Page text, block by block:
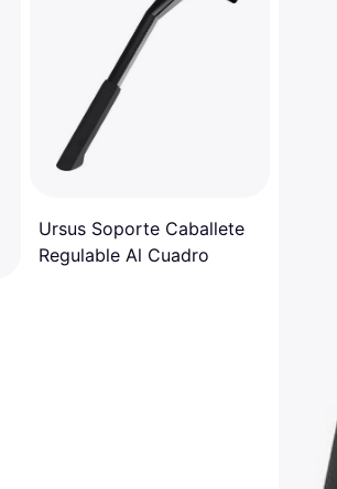
Ursus Soporte Caballete
Regulable Al Cuadro